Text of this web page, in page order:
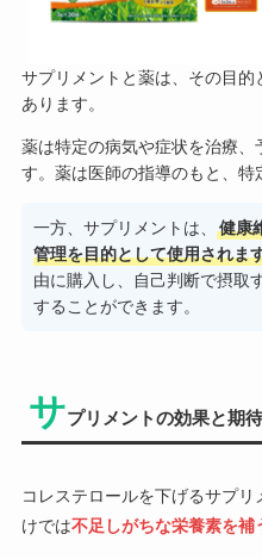
サプリメントと薬は、その目
あります。
薬は特定の病気や症状を治療、
す。薬は医師の指導のもと、特
一方、サプリメントは、
健康
管理を目的として使用されま
由に購入し、自己判断で摂取
することができます。
サプリメントの効果と期
コレステロールを下げるサプ
けでは不足しがちな栄養素を補